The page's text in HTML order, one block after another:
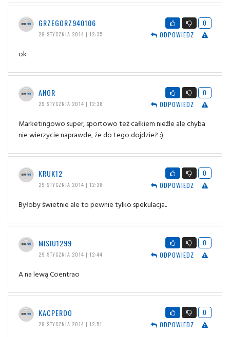
GRZEGORZ940106
29 STYCZNIA 2014 | 12:35
0
ODPOWIEDZ
ok
ANOR
29 STYCZNIA 2014 | 12:38
0
ODPOWIEDZ
Marketingowo super, sportowo też całkiem nieźle ale chyba
nie wierzycie naprawde, że do tego dojdzie? :)
KRUK12
29 STYCZNIA 2014 | 12:38
0
ODPOWIEDZ
Byłoby świetnie ale to pewnie tylko spekulacja..
MISIU1299
29 STYCZNIA 2014 | 12:44
0
ODPOWIEDZ
A na lewą Coentrao
KACPEROO
29 STYCZNIA 2014 | 12:51
0
ODPOWIEDZ